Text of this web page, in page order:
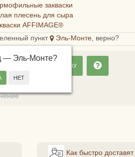
закваски
плесень для сыра
AFFIMAGE®
пункт
Эль-Монте, верно?
— Эль-Монте?
ДОБАВИТЬ В КОРЗИНУ
Как быстро доставят